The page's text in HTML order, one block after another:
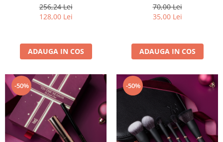
256,24 Lei
128,00 Lei
ADAUGA IN COS
70,00 Lei
35,00 Lei
ADAUGA IN COS
-50% -50%